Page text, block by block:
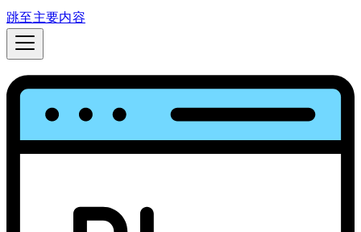
跳至主要内容